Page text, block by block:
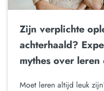
Zijn verplichte
achterhaald?
mythes over
Moet leren altijd leuk